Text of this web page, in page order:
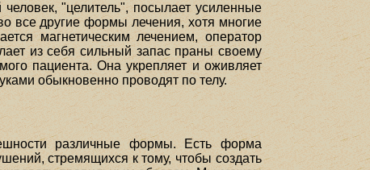
"целитель", посылает усиленные
все другие формы лечения, хотя многие
магнетическим лечением, оператор
из себя сильный запас праны своему
пациента. Она укрепляет и оживляет
обыкновенно проводят по телу.
различные формы. Есть форма
стремящихся к тому, чтобы создать